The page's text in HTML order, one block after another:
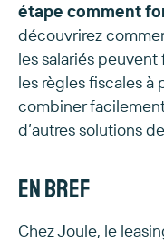
étape comment
découvrirez
les salariés
les règles fiscales
combiner
d’autres solutions
En bref
Chez Joule, le